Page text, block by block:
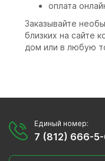
оплата
Заказывайте
близких на сайте
дом или в любую
Единый номер:
7 (812) 666-